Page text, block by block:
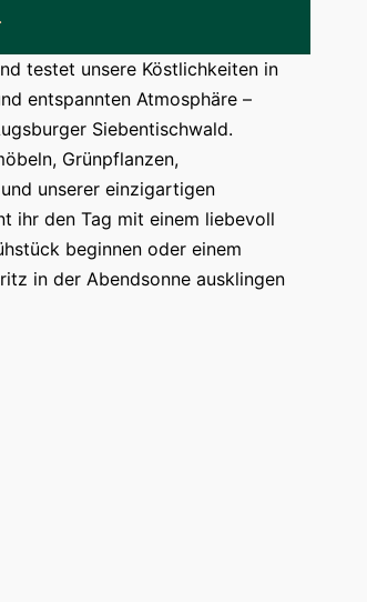
testet unsere Köstlichkeiten in
entspannten Atmosphäre –
Siebentischwald.
Grünpflanzen,
unserer einzigartigen
ihr den Tag mit einem liebevoll
beginnen oder einem
in der Abendsonne ausklingen